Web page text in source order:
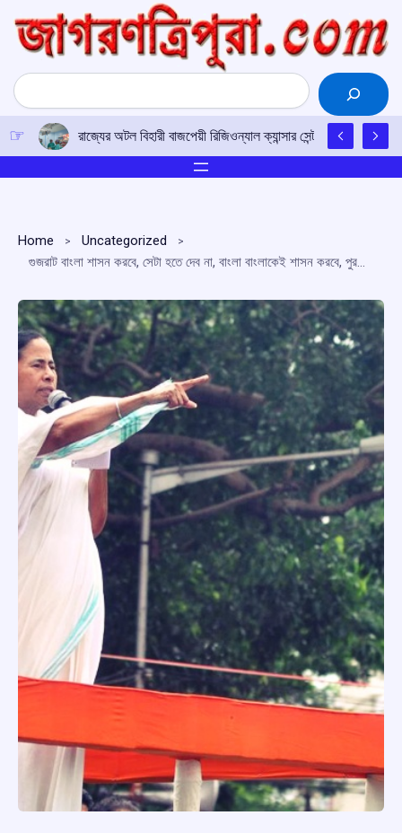
content
Search
রাজ্যের অটল বিহারী বাজপেয়ী রিজিওন্যাল ক্যান্সার সেন্টারে উত্তর-
Home
Uncategorized
গুজরাট বাংলা শাসন করবে, সেটা হতে দেব না, বাংলা বাংলাকেই শাসন করবে, পুরশুড়ার জনসভায় বার্তা মমতা বন্দ্যোপাধ্যায়ের